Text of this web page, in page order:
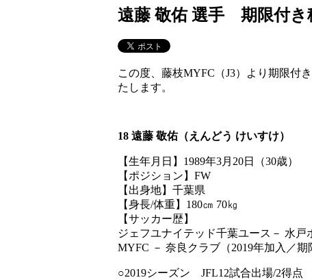
遠藤 敬佑 選手 期限付き
この度、藤枝MYFC（J3）より期限付
たします。
18 遠藤 敬佑（えんどう けいすけ）
【生年月日】1989年3月20日（30歳）
【ポジション】FW
【出身地】千葉県
【身長/体重】180㎝ 70㎏
【サッカー歴】
ジェフユナイテッド千葉ユース－ 水
MYFC － 奈良クラブ（2019年加入／期
○2019シーズン JFL12試合出場/2得点